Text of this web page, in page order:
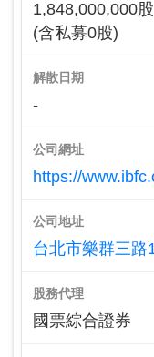
1,848,000,000股
(含私募0股)
解散日期
-
公司網址
https://
公司地址
台北市樂群三路
股務代理
國票綜合證券